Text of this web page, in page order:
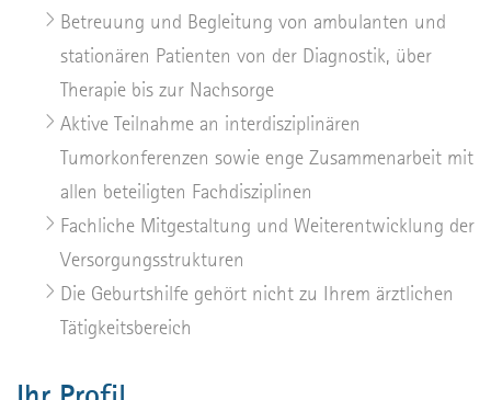
Betreuung und Begleitung von ambulanten und
stationären Patienten von der Diagnostik, über
Therapie bis zur Nachsorge
Aktive Teilnahme an interdisziplinären
Tumorkonferenzen sowie enge Zusammenarbeit mit
allen beteiligten Fachdisziplinen
Fachliche Mitgestaltung und Weiterentwicklung der
Versorgungsstrukturen
Die Geburtshilfe gehört nicht zu Ihrem ärztlichen
Tätigkeitsbereich